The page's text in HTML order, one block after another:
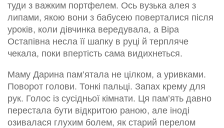
туди з важким портфелем. Ось вузька алея з
липами, якою вони з бабусею поверталися після
уроків, коли дівчинка вередувала, а Віра
Остапівна несла її шапку в руці й терпляче
чекала, поки впертість сама видихнеться.
Маму Дарина пам’ятала не цілком, а уривками.
Поворот голови. Тонкі пальці. Запах крему для
рук. Голос із сусідньої кімнати. Ця пам’ять давно
перестала бути відкритою раною, але іноді
озивалася глухим болем, як старий перелом